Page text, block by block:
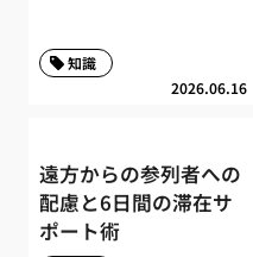
2026.06.16
知識
遠方からの参列者への
配慮と6日間の滞在サ
ポート術